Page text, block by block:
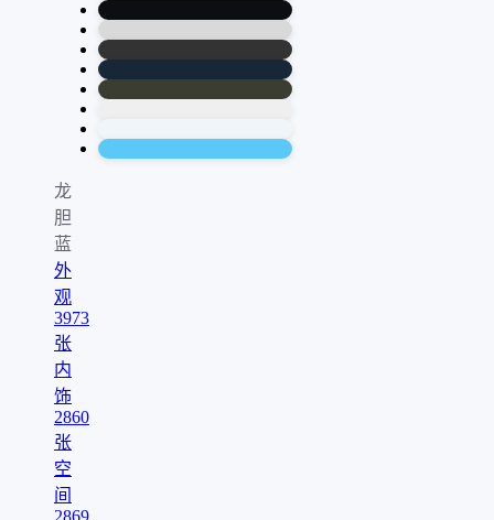
龙
胆
蓝
外
观
3973
张
内
饰
2860
张
空
间
2869